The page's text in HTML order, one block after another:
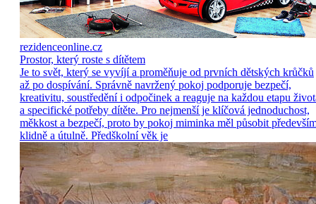
rezidenceonline.cz
Prostor, který roste s dítětem
Je to svět, který se vyvíjí a proměňuje od prvních dětských krůčků
až po dospívání. Správně navržený pokoj podporuje bezpečí,
kreativitu, soustředění i odpočinek a reaguje na každou etapu
a specifické potřeby dítěte. Pro nejmenší je klíčová jednoduchost,
měkkost a bezpečí, proto by pokoj miminka měl působit
klidně a útulně. Předškolní věk je